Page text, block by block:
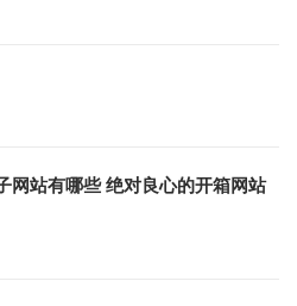
网站有哪些 绝对良心的开箱网站